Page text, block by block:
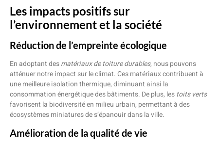
Les impacts positifs sur
l’environnement et la société
Réduction de l’empreinte écologique
En adoptant desmatériaux de toiture durables, nous pouvons
atténuer notre impact sur le climat. Ces matériaux contribuent à
une meilleure isolation thermique, diminuant ainsi la
consommation énergétique des bâtiments. De plus, lestoits verts
favorisent la biodiversité en milieu urbain, permettant à des
écosystèmes miniatures de s’épanouir dans la ville.
Amélioration de la qualité de vie